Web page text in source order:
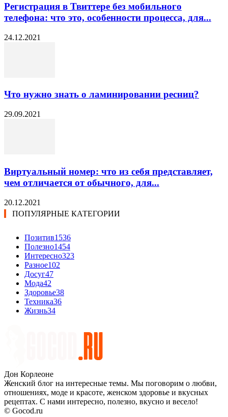
Регистрация в Твиттере без мобильного
телефона: что это, особенности процесса, для...
24.12.2021
Что нужно знать о ламинировании ресниц?
29.09.2021
Виртуальный номер: что из себя представляет,
чем отличается от обычного, для...
20.12.2021
ПОПУЛЯРНЫЕ КАТЕГОРИИ
Позитив1536
Полезно1454
Интересно323
Разное102
Досуг47
Мода42
Здоровье38
Техника36
Жизнь34
Дон Корлеоне
Женский блог на интересные темы. Мы поговорим о любви,
отношениях, моде и красоте, женском здоровье и вкусных
рецептах. С нами интересно, полезно, вкусно и весело!
© Gocod.ru